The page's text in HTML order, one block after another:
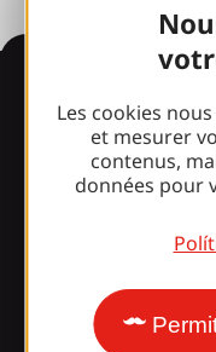
Les cookies
et mesurer
contenus,
données pour
¿Le
Nuestros
Acceso y